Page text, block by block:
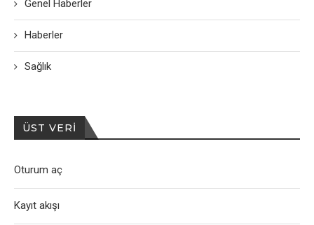
Genel Haberler
Haberler
Sağlık
ÜST VERI
Oturum aç
Kayıt akışı